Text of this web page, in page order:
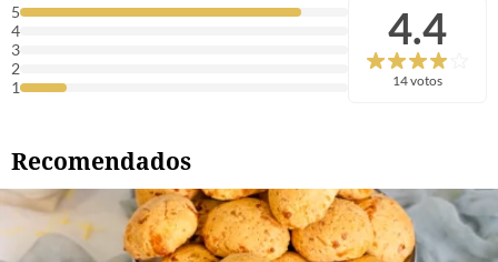
5
4
3
2
1
4.4
14 votos
Recomendados